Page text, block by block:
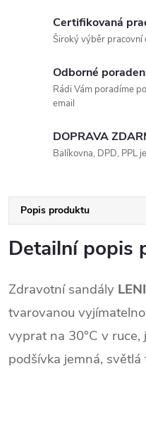
Certifikovaná
Široký výběr pracovní
Odborné
Rádi Vám poradíme
email
DOPRAVA
Balíkovna, DPD, PPL
Popis produktu
Detailní popis
Zdravotní sandály LENI
tvarovanou
vyprat na 30°C v
podšívka jemná, světlá